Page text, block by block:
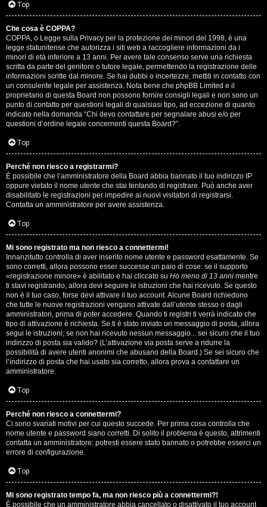
A
r
g
o
m
e
n
t
i
s
e
n
z
a
r
i
s
p
o
s
t
a
Top
Che cosa è COPPA?
COPPA, o Legge sulla Privacy per la protezione dei minori del 1998, è una
legge statunitense che autorizza i siti web a raccogliere informazioni da i
minori di età inferiore a 13 anni. Per avere tale consenso serve una richiesta
scritta da parte del genitore o tutore legale, permettendo la registrazione delle
informazioni scritte dal minore. Se hai dubbi o incertezze, mettiti in contatto con
un consulente legale per assistenza. Nota bene che phpBB Limited e il
proprietario di questa Board non possono fornire consigli legali e non sono un
punto di contatto per questioni legali di qualsiasi tipo, ad eccezione di quanto
indicato nella domanda “Chi devo contattare per segnalare abusi e/o per
questioni d’ordine legale concernenti questa Board?”.
Top
Perché non riesco a registrarmi?
È possibile che l’amministratore della Board abbia bannato il tuo indirizzo IP
oppure vietato il nome utente che stai tentando di registrare. Può anche aver
disabilitato le registrazioni per impedire ai nuovi visitatori di registrarsi.
Contatta un amministratore per avere assistenza.
Top
Mi sono registrato ma non riesco a connettermi!
Innanzitutto controlla di aver inserito nome utente e password esattamente. Se
sono corretti, allora possono esser successe un paio di cose: se il supporto
«registrazione minore» è abilitato e hai cliccato su Ho meno di 13 anni mentre
ti stavi registrando, allora devi seguire le istruzioni che hai ricevuto. Se questo
non è il tuo caso, forse devi attivare il tuo account. Alcune Board richiedono
che tutte le nuove registrazioni vengano attivate dall’utente stesso o dagli
amministratori, prima di poter accedere. Quando ti registri ti verrà indicato che
tipo di attivazione è richiesta. Se ti è stato inviato un messaggio di posta, allora
segui le istruzioni; se non hai ricevuto nessun messaggio... sei sicuro che il tuo
indirizzo di posta sia valido? (L’attivazione via posta serve a ridurre la
possibilità di avere utenti anonimi che abusano della Board.) Se sei sicuro che
l’indirizzo di posta che hai usato sia corretto, allora prova a contattare un
amministratore.
Top
Perché non riesco a connettermi?
Ci sono svariati motivi per cui questo succede. Per prima cosa controlla che
nome utente e password siano corretti. Di solito il problema è questo, altrimenti
contatta un amministratore: potresti essere stato bannato o potrebbe esserci un
errore di configurazione.
Top
Mi sono registrato tempo fa, ma non riesco più a connettermi?!
È possibile che un amministratore abbia cancellato o disattivato il tuo account
T
o
p
i
c
A
t
t
i
v
i
G
i
g
i
D
'
A
g
o
s
t
i
n